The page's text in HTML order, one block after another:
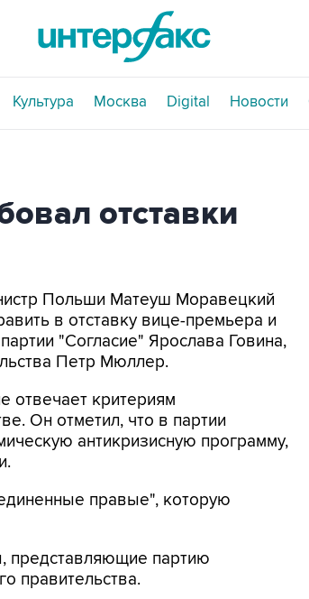
Культура Москва Digital Новости
отставки
Польши Матеуш Моравецкий
в отставку вице-премьера и
"Согласие" Ярослава Говина,
Петр Мюллер.
отвечает критериям
Он отметил, что в партии
антикризисную программу,
правые", которую
представляющие партию
правительства.